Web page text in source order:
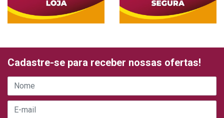
Cadastre-se para receber nossas ofertas!